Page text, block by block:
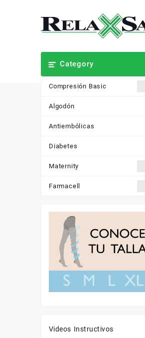
Category
Compresión Basic
Algodón
Antiembólicas
Diabetes
Maternity
Farmacell
Videos Instructivos